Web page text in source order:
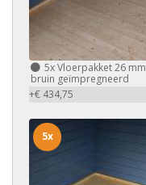
5xVloerpakket 26 mm
bruin geïmpregneerd
+€ 434,75
5x